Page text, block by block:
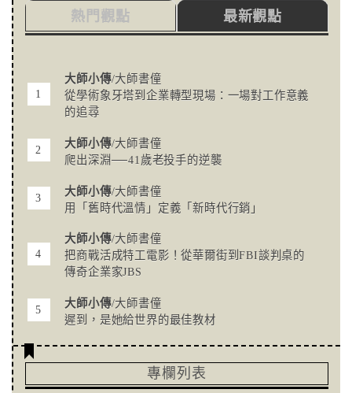
最新觀點
熱門觀點
大師小傳/大師書僮
從學術象牙塔到企業轉型現場：一場對工作意義
的追尋
大師小傳/大師書僮
爬出深淵──41歲老投手的逆襲
大師小傳/大師書僮
用「舊時代溫情」定義「新時代行銷」
大師小傳/大師書僮
把商戰活成特工電影！從華爾街到FBI談判桌的
傳奇企業家JBS
大師小傳/大師書僮
遲到，是她給世界的最佳教材
專欄列表